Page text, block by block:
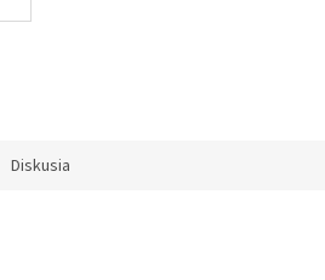
Diskusia